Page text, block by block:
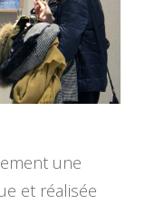
une
et réalisée